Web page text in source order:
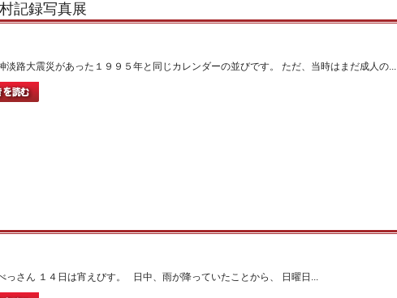
記録写真展
淡路大震災があった１９９５年と同じカレンダーの並びです。 ただ、当時はまだ成人の...
っさん １４日は宵えびす。 日中、雨が降っていたことから、 日曜日...